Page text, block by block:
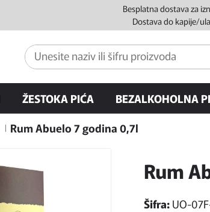
Besplatna dostava za
Dostava do kapije/
ŽESTOKA PIĆA BEZALKOHOLNA
Rum Abuelo 7 godina 0,7l
Rum
Šifra:UO-